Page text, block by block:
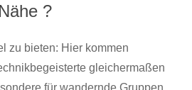
?
zu bieten: Hier kommen
gleichermaßen
für wandernde Gruppen